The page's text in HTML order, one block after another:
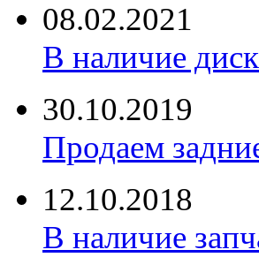
08.02.2021
В наличие
30.10.2019
Продаем
12.10.2018
В наличие